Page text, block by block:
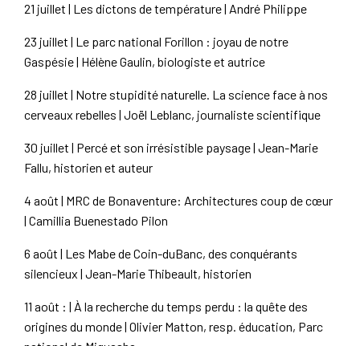
21 juillet | Les dictons de température | André Philippe
23 juillet | Le parc national Forillon : joyau de notre
Gaspésie | Hélène Gaulin, biologiste et autrice
28 juillet | Notre stupidité naturelle. La science face à nos
cerveaux rebelles | Joël Leblanc, journaliste scientifique
30 juillet | Percé et son irrésistible paysage | Jean-Marie
Fallu, historien et auteur
4 août | MRC de Bonaventure: Architectures coup de cœur
| Camillia Buenestado Pilon
6 août | Les Mabe de Coin-duBanc, des conquérants
silencieux | Jean-Marie Thibeault, historien
11 août : | À la recherche du temps perdu : la quête des
origines du monde | Olivier Matton, resp. éducation, Parc